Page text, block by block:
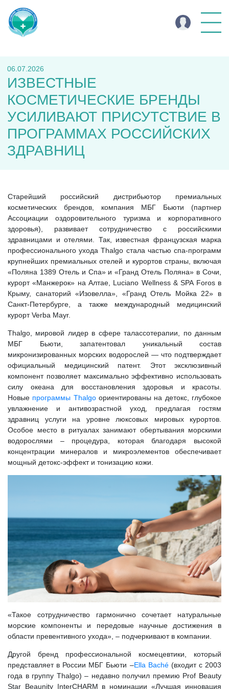
06.07.2026
ИЗВЕСТНЫЕ
КОСМЕТИЧЕСКИЕ БРЕНДЫ
УСИЛИВАЮТ ПРИСУТСТВИЕ В
ПРОГРАММАХ РОССИЙСКИХ
ЗДРАВНИЦ
Старейший российский дистрибьютор премиальных
косметических брендов, компания МБГ Бьюти (партнер
Ассоциации оздоровительного туризма и корпоративного
здоровья), развивает сотрудничество с российскими
здравницами и отелями. Так, известная французская марка
профессионального ухода Thalgo стала частью спа-программ
крупнейших премиальных отелей и курортов страны, включая
«Поляна 1389 Отель и Спа» и «Гранд Отель Поляна» в Сочи,
курорт «Манжерок» на Алтае, Luciano Wellness & SPA Foros в
Крыму, санаторий «Изовелла», «Гранд Отель Мойка 22» в
Санкт-Петербурге, а также международный медицинский
курорт Verba Mayr.
Thalgo, мировой лидер в сфере талассотерапии, по данным
МБГ Бьюти, запатентовал уникальный состав
микронизированных морских водорослей — что подтверждает
официальный медицинский патент. Этот эксклюзивный
компонент позволяет максимально эффективно использовать
силу океана для восстановления здоровья и красоты.
Новые программы Thalgoориентированы на детокс, глубокое
увлажнение и антивозрастной уход, предлагая гостям
здравниц услуги на уровне люксовых мировых курортов.
Особое место в ритуалах занимают обертывания морскими
водорослями – процедура, которая благодаря высокой
концентрации минералов и микроэлементов обеспечивает
мощный детокс-эффект и тонизацию кожи.
«Такое сотрудничество гармонично сочетает натуральные
морские компоненты и передовые научные достижения в
области превентивного ухода», – подчеркивают в компании.
Другой бренд профессиональной космецевтики, который
представляет в России МБГ Бьюти –Ella Baché(входит с 2003
года в группу Thalgo) – недавно получил премию Prof Beauty
Star Beaunity InterCHARM в номинации «Лучшая инновация